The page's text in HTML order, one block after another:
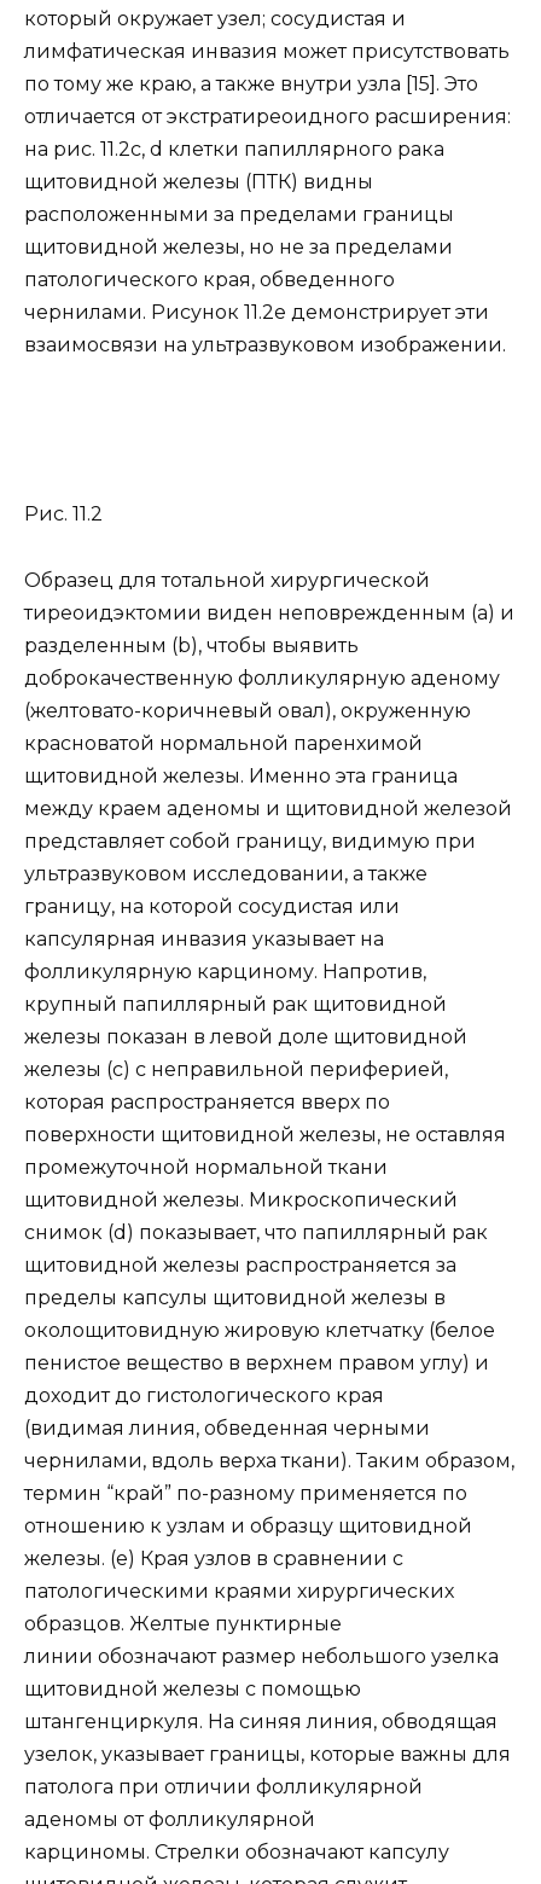
который окружает узел; сосудистая и
лимфатическая инвазия может присутствовать
по тому же краю, а также внутри узла [15]. Это
отличается от экстратиреоидного расширения:
на рис. 11.2c, d клетки папиллярного рака
щитовидной железы (ПТК) видны
расположенными за пределами границы
щитовидной железы, но не за пределами
патологического края, обведенного
чернилами. Рисунок 11.2e демонстрирует эти
взаимосвязи на ультразвуковом изображении.
Рис. 11.2
Образец для тотальной хирургической
тиреоидэктомии виден неповрежденным (a) и
разделенным (b), чтобы выявить
доброкачественную фолликулярную аденому
(желтовато-коричневый овал), окруженную
красноватой нормальной паренхимой
щитовидной железы. Именно эта граница
между краем аденомы и щитовидной железой
представляет собой границу, видимую при
ультразвуковом исследовании, а также
границу, на которой сосудистая или
капсулярная инвазия указывает на
фолликулярную карциному. Напротив,
крупный папиллярный рак щитовидной
железы показан в левой доле щитовидной
железы (c) с неправильной периферией,
которая распространяется вверх по
поверхности щитовидной железы, не оставляя
промежуточной нормальной ткани
щитовидной железы. Микроскопический
снимок (d) показывает, что папиллярный рак
щитовидной железы распространяется за
пределы капсулы щитовидной железы в
околощитовидную жировую клетчатку (белое
пенистое вещество в верхнем правом углу) и
доходит до гистологического края
(видимая линия, обведенная черными
чернилами, вдоль верха ткани). Таким образом,
термин “край” по-разному применяется по
отношению к узлам и образцу щитовидной
железы. (e) Края узлов в сравнении с
патологическими краями хирургических
образцов. Желтые пунктирные
линии обозначают размер небольшого узелка
щитовидной железы с помощью
штангенциркуля. На синяя линия, обводящая
узелок, указывает границы, которые важны для
патолога при отличии фолликулярной
аденомы от фолликулярной
карциномы. Стрелки обозначают капсулу